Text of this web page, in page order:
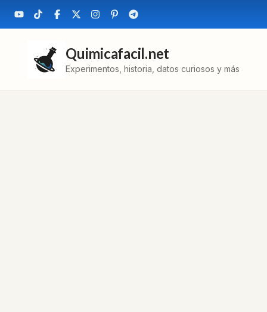
Quimicafacil.net
Experimentos, historia, datos curiosos y más